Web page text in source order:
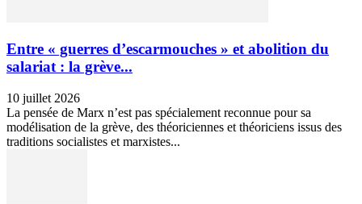
Entre « guerres d’escarmouches » et abolition du
salariat : la grève...
10 juillet 2026
La pensée de Marx n’est pas spécialement reconnue pour sa
modélisation de la grève, des théoriciennes et théoriciens issus des
traditions socialistes et marxistes...